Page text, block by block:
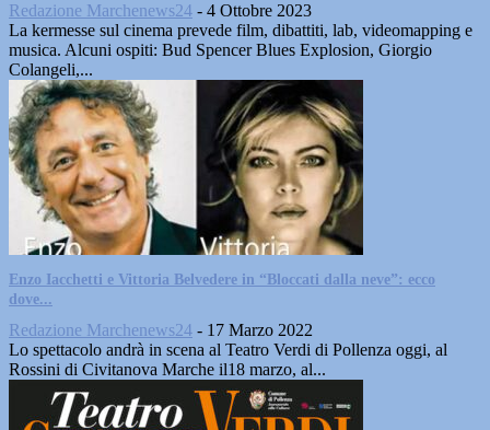
Redazione Marchenews24 - 4 Ottobre 2023
La kermesse sul cinema prevede film, dibattiti, lab, videomapping e
musica. Alcuni ospiti: Bud Spencer Blues Explosion, Giorgio
Colangeli,...
Enzo Iacchetti e Vittoria Belvedere in “Bloccati dalla neve”: ecco
dove...
Redazione Marchenews24 - 17 Marzo 2022
Lo spettacolo andrà in scena al Teatro Verdi di Pollenza oggi, al
Rossini di Civitanova Marche il18 marzo, al...